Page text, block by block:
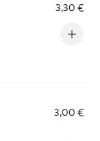
3,30 €
3,00 €